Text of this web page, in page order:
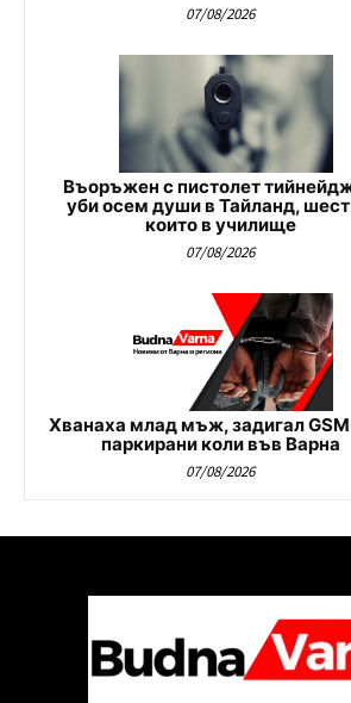
07/08/2026
Въоръжен с пистолет
уби осем души в Тайланд, шест
които в училище
07/08/2026
Хванаха млад мъж, задигал
паркирани коли във Варна
07/08/2026